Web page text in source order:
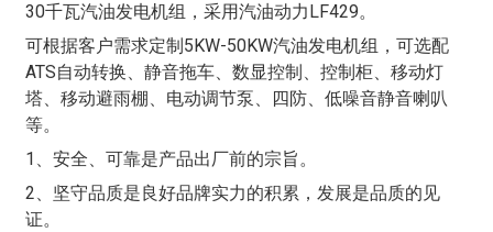
30千瓦汽油发电机组，采用汽油动力LF429。
可根据客户需求定制5KW-50KW汽油发电机组，可选配
ATS自动转换、静音拖车、数显控制、控制柜、移动灯
塔、移动避雨棚、电动调节泵、四防、低噪音静音喇叭
等。
1、安全、可靠是产品出厂前的宗旨。
2、坚守品质是良好品牌实力的积累，发展是品质的见
证。